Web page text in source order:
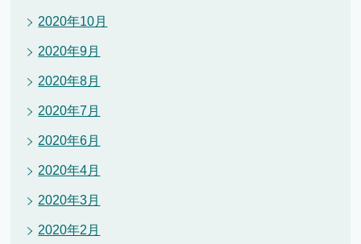
2020年10月
2020年9月
2020年8月
2020年7月
2020年6月
2020年4月
2020年3月
2020年2月